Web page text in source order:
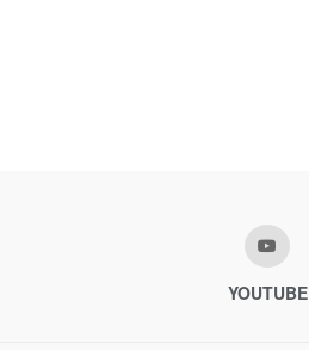
YOUTUBE